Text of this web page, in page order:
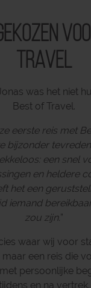
Travel
was het niet
Best of Travel.
eerste reis met
bijzonder
een snel
en heldere
het een
iemand
zou zijn.”
waar wij voor
een reis die
persoonlijke
tijdens en na vertrek.